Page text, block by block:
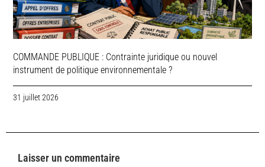
COMMANDE PUBLIQUE : Contrainte juridique ou nouvel
instrument de politique environnementale ?
31 juillet 2026
Laisser un commentaire